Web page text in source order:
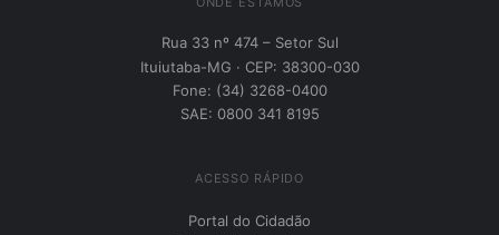
Rua 33 nº 474 – Setor Sul
Ituiutaba-MG · CEP: 38300-030
Fone: (34) 3268-0400
SAE: 0800 341 8195
ACESSO RÁPIDO
Portal do Cidadão